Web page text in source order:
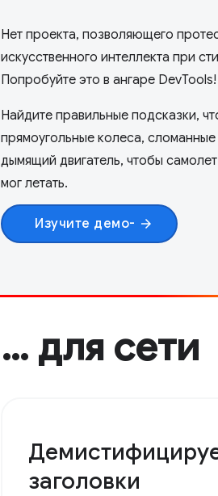
Нет проекта, позволяющего
искусственного интеллекта при
Попробуйте это в ангаре DevTools!
Найдите правильные подсказки,
прямоугольные колеса, сломанные
дымящий двигатель, чтобы
мог летать.
Изучите демо- arrow_forward
… для сети
заголовки